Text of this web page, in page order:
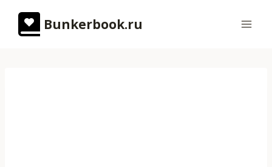
содержимому
Bunkerbook.ru